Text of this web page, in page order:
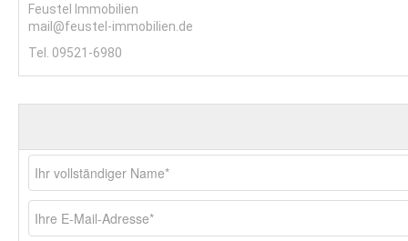
Feustel Immobilien
mail@feustel-immobilien.de
Tel. 09521-6980